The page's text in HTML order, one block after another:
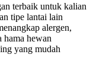
terbaik untuk kalian
tipe lantai lain
alergen,
hama hewan
yang mudah